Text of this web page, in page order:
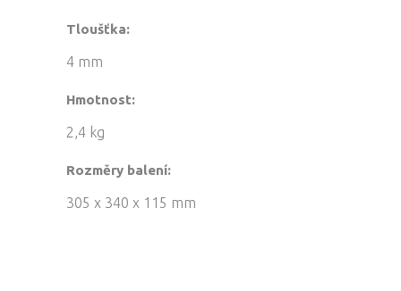
Tloušťka:
4 mm
Hmotnost:
2,4 kg
Rozměry balení:
305 x 340 x 115 mm